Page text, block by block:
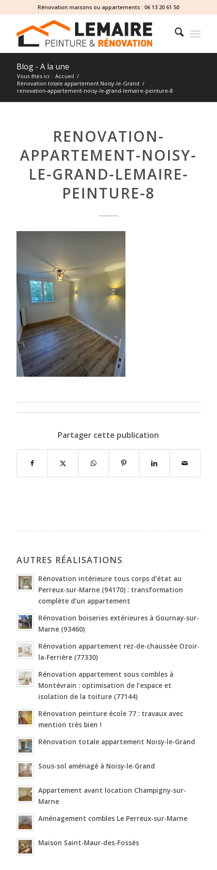
Rénovation maisons ou appartements : 06 13 20 61 50
Blog - A la une
Vous êtes ici : Accueil /
Rénovation totale appartement Noisy-le-Grand /
renovation-appartement-noisy-le-grand-lemaire-peinture-8
RENOVATION-
APPARTEMENT-NOISY-
LE-GRAND-LEMAIRE-
PEINTURE-8
Partager cette publication
AUTRES RÉALISATIONS
Rénovation intérieure tous corps d’état au
Perreux-sur-Marne (94170) : transformation
complète d’un appartement
Rénovation boiseries extérieures à Gournay-sur-
Marne (93460)
Rénovation appartement rez-de-chaussée Ozoir-
la-Ferrière (77330)
Rénovation appartement sous combles à
Montévrain : optimisation de l’espace et
isolation de la toiture (77144)
Rénovation peinture école 77 : travaux avec
mention très bien !
Rénovation totale appartement Noisy-le-Grand
Sous-sol aménagé à Noisy-le-Grand
Appartement avant location Champigny-sur-
Marne
Aménagement combles Le Perreux-sur-Marne
Maison Saint-Maur-des-Fossés